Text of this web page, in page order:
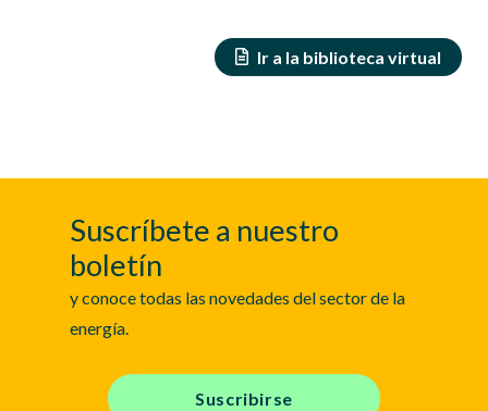
Ir a la biblioteca virtual
Suscríbete a nuestro
boletín
y conoce todas las novedades del sector de la
energía.
Suscribirse